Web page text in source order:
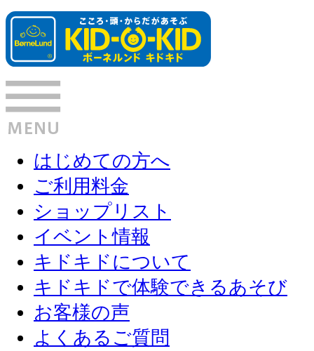
はじめての方へ
ご利用料金
ショップリスト
イベント情報
キドキドについて
キドキドで体験できるあそび
お客様の声
よくあるご質問